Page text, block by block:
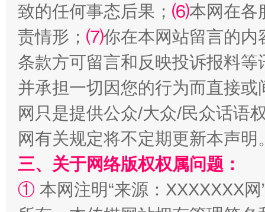
国家大学科技园优化重塑工作
扯下公款旅游的“隐身衣” 如何以
致的任何事态后果； ⑹本网在各
责情形； ⑺你在本网站留言的内
条款方可留言和反映投诉报料
并承担一切因您的行为而直接
网只是提供公众/大众/民众话语
网有关规定将不定期更新本声明
三、关于网络版权权属问题：
① 本网注明“来源：XXXXXXX